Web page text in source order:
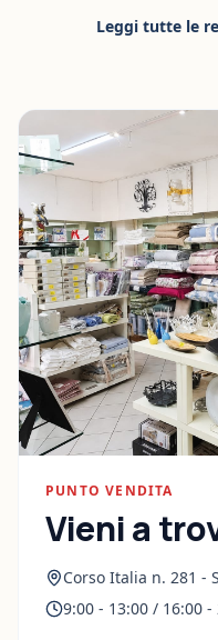
Leggi tutte le
PUNTO VENDITA
Vieni a
Corso Italia n. 281 -
9:00 - 13:00 / 16:00 -